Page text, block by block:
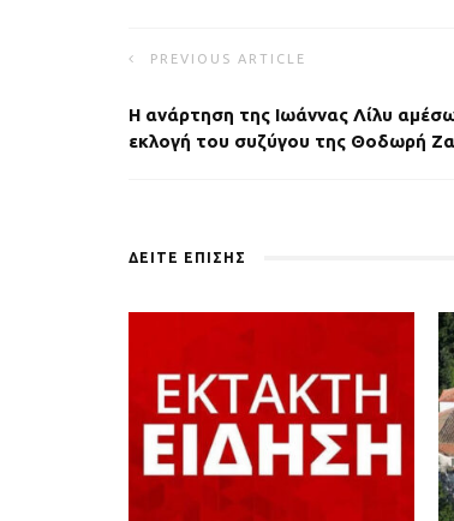
PREVIOUS ARTICLE
Η ανάρτηση της Ιωάννας Λίλυ
εκλογή του συζύγου της Θοδωρή
ΔΕΙΤΕ ΕΠΙΣΗΣ